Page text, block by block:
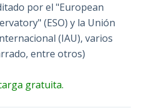
por el "European
(ESO) y la Unión
(IAU), varios
entre otros)
gratuita.